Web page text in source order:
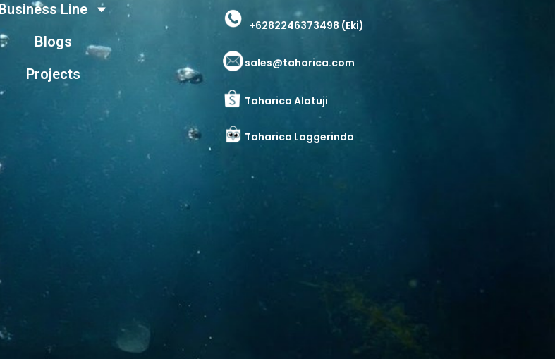
Business Line
Blogs
Projects
+6282246373498 (Eki)
sales@taharica.com
Taharica Alatuji
Taharica Loggerindo